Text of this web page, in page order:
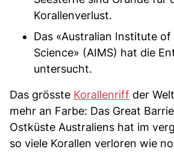
Korallenverlust.
Das «Australian Institute of
Science» (AIMS) hat die
untersucht.
Das grösste Korallenriff der
mehr an Farbe: Das Great
Ostküste Australiens hat im
so viele Korallen verloren wie